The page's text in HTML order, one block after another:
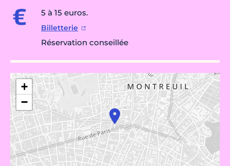
5 à 15 euros.
Billetterie
Réservation conseillée
+
−